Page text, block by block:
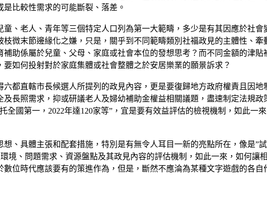
比較性需求的可能斷裂、落差。
、老人、青年等三個特定人口列為第一大範疇，多少是有其因應於社
微末節邊緣化之嫌，只是，關乎到不同範疇類別社福政見的主體性、
助係屬於兒童、父母、家庭或社會本位的發想思考？而不同金額的津
如何投射對於家庭集體或社會整體之於安居樂業的願景訴求？
都直轄市長候選人所提列的政見內容，更是要復歸地方政府權責且因
長照需求，抑或研議老人及婦幼補助金權益相關議題，盡速制定法規
國第一，2022年達120家等”，宜是要有效益評估的檢視機制，如此一
、具體主張和配套措施，特別是有無令人耳目一新的亮點所在，像是”
境、問題需求、資源盤點及其政見內容的評估機制，如此一來，如何讓
位時代應該要有的策進作為，但是，斷然不應淪為某種文字遊戲的各自